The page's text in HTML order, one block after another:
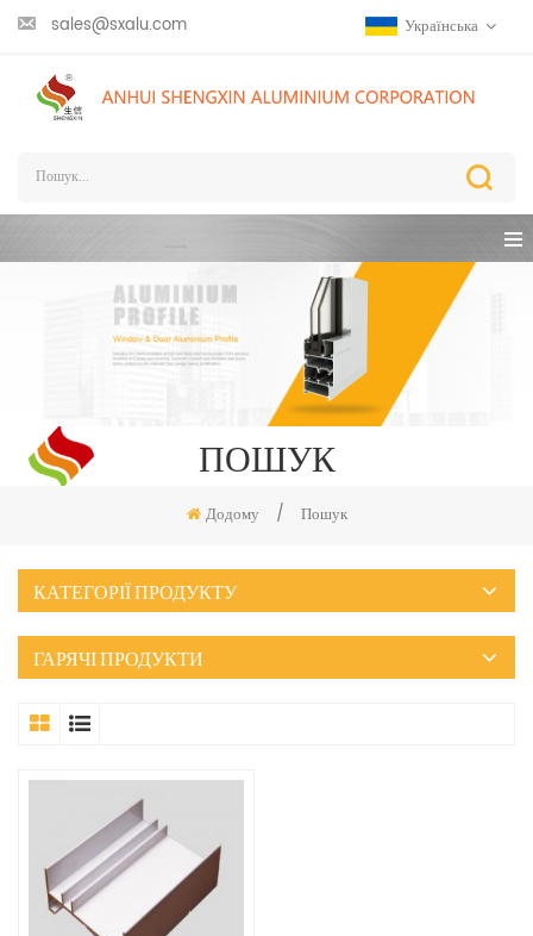
sales@sxalu.com Українська
ПОШУК
Додому / Пошук
КАТЕГОРІЇ ПРОДУКТУ
ГАРЯЧІ ПРОДУКТИ